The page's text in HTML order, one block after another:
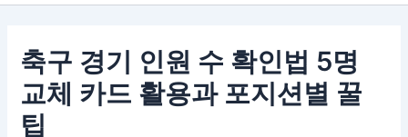
축구 경기 인원 수 확인법 5명
교체 카드 활용과 포지션별 꿀
팁